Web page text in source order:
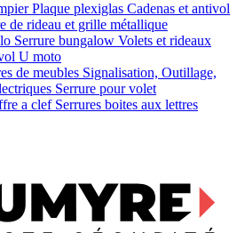
Plaque plexiglas Cadenas et antivol
de rideau et grille métallique
Serrure bungalow Volets et rideaux
U moto
de meubles Signalisation, Outillage,
Serrure pour volet
a clef Serrures boites aux lettres